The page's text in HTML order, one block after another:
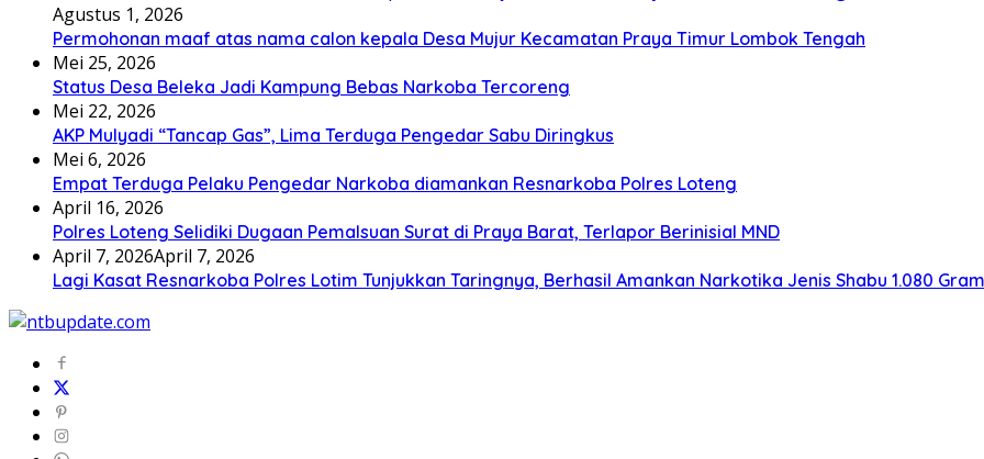
Agustus 1, 2026
Permohonan maaf atas nama calon kepala Desa Mujur Kecamatan Praya Timur Lombok Tengah
Mei 25, 2026
Status Desa Beleka Jadi ‎Kampung Bebas Narkoba Tercoreng
Mei 22, 2026
AKP Mulyadi “Tancap Gas”, Lima Terduga Pengedar Sabu Diringkus
Mei 6, 2026
Empat Terduga Pelaku Pengedar Narkoba diamankan Resnarkoba Polres Loteng
April 16, 2026
Polres Loteng Selidiki Dugaan Pemalsuan Surat di Praya Barat, Terlapor Berinisial MND
April 7, 2026April 7, 2026
Lagi Kasat Resnarkoba Polres Lotim Tunjukkan Taringnya, Berhasil Amankan Narkotika Jenis Shabu 1.080 Gram